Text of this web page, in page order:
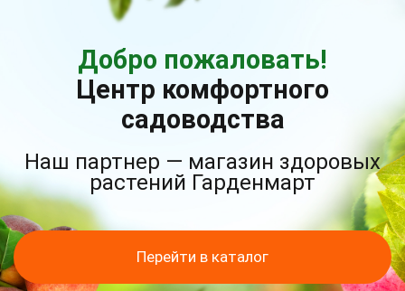
Добро пожаловать!
Центр комфортного
садоводства
Наш партнер — магазин здоровых
растений Гарденмарт
Перейти в каталог